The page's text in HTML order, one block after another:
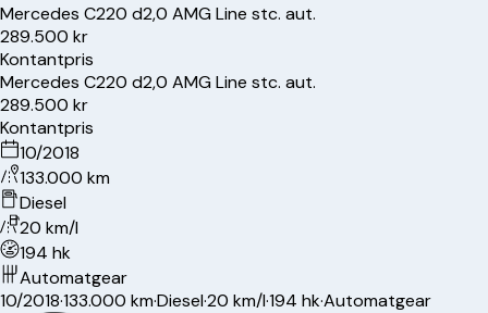
Mercedes C220 d2,0 AMG Line stc. aut.
289.500 kr
Kontantpris
Mercedes C220 d2,0 AMG Line stc. aut.
289.500 kr
Kontantpris
10/2018
133.000 km
Diesel
20 km/l
194 hk
Automatgear
10/2018·133.000 km·Diesel·20 km/l·194 hk·Automatgear